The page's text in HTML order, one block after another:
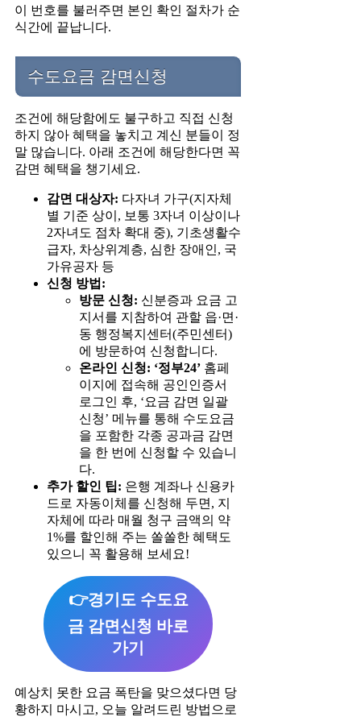
이 번호를 불러주면 본인 확인 절차가 순
식간에 끝납니다.
수도요금 감면신청
조건에 해당함에도 불구하고 직접 신청
하지 않아 혜택을 놓치고 계신 분들이 정
말 많습니다. 아래 조건에 해당한다면 꼭
감면 혜택을 챙기세요.
감면 대상자: 다자녀 가구(지자체
별 기준 상이, 보통 3자녀 이상이나
2자녀도 점차 확대 중), 기초생활수
급자, 차상위계층, 심한 장애인, 국
가유공자 등
신청 방법:
방문 신청: 신분증과 요금 고
지서를 지참하여 관할 읍·면·
동 행정복지센터(주민센터)
에 방문하여 신청합니다.
온라인 신청: ‘정부24’ 홈페
이지에 접속해 공인인증서
로그인 후, ‘요금 감면 일괄
신청’ 메뉴를 통해 수도요금
을 포함한 각종 공과금 감면
을 한 번에 신청할 수 있습니
다.
추가 할인 팁: 은행 계좌나 신용카
드로 자동이체를 신청해 두면, 지
자체에 따라 매월 청구 금액의 약
1%를 할인해 주는 쏠쏠한 혜택도
있으니 꼭 활용해 보세요!
👉경기도 수도요
금 감면신청 바로
가기
예상치 못한 요금 폭탄을 맞으셨다면 당
황하지 마시고, 오늘 알려드린 방법으로